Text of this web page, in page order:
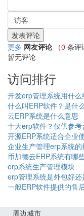
更多 网友评论 （0 条评
暂无评论
访问排行
开发erp管理系统用什么
什么叫ERP软件？是什
云ERP系统是什么意思
十大erp软件？仅供参
开源ERP系统适合企业
企业生产管理erp系统的
币加德云ERP系统有哪
erp系统生产管理模块
erp管理系统是外包好
一般ERP软件提供的售
周边城市